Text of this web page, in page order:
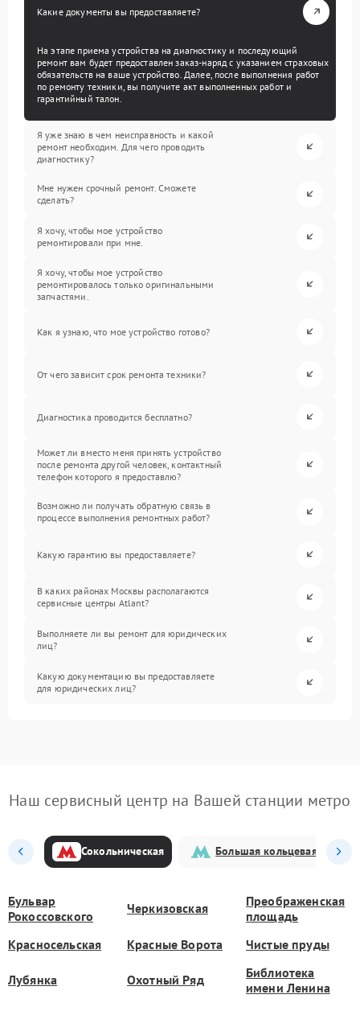
Какие документы вы предоставляете?
На этапе приема устройства на диагностику и последующий
ремонт вам будет предоставлен заказ-наряд с указанием страховых
обязательств на ваше устройство. Далее, после выполнения работ
по ремонту техники, вы получите акт выполненных работ и
гарантийный талон.
Я уже знаю в чем неисправность и какой
ремонт необходим. Для чего проводить
диагностику?
Мне нужен срочный ремонт. Сможете
сделать?
Я хочу, чтобы мое устройство
ремонтировали при мне.
Я хочу, чтобы мое устройство
ремонтировалось только оригинальными
запчастями.
Как я узнаю, что мое устройство готово?
От чего зависит срок ремонта техники?
Диагностика проводится бесплатно?
Может ли вместо меня принять устройство
после ремонта другой человек, контактный
телефон которого я предоставлю?
Возможно ли получать обратную связь в
процессе выполнения ремонтных работ?
Какую гарантию вы предоставляете?
В каких районах Москвы располагаются
сервисные центры Atlant?
Выполняете ли вы ремонт для юридических
лиц?
Какую документацию вы предоставляете
для юридических лиц?
Наш сервисный центр на Вашей станции метро
Сокольническая Большая кольцевая
Бульвар
Рокоссовского
Черкизовская
Преображенская
площадь
Красносельская
Красные Ворота Чистые пруды
Лубянка Охотный Ряд
Библиотека
имени Ленина